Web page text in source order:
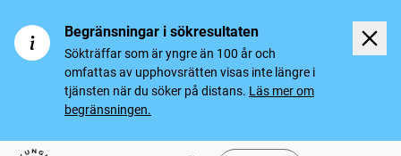
Begränsningar i sökresultaten
Sökträffar som är yngre än 100 år och
omfattas av upphovsrätten visas inte längre i
tjänsten när du söker på distans. Läs mer om
begränsningen.